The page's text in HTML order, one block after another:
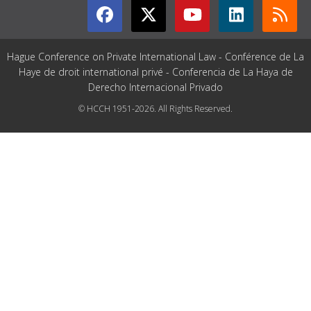
Hague Conference on Private International Law - Conférence de La
Haye de droit international privé - Conferencia de La Haya de
Derecho Internacional Privado
© HCCH 1951-2026. All Rights Reserved.